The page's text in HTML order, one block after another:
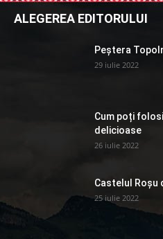
ALEGEREA EDITORULUI
Peștera
29 iulie 2022
Cum poți
delicioase
26 iulie 2022
Castelul Roșu
25 iulie 2022